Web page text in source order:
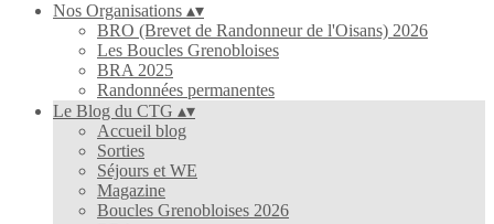
Nos Organisations ▴▾
BRO (Brevet de Randonneur de l'Oisans) 2026
Les Boucles Grenobloises
BRA 2025
Randonnées permanentes
Le Blog du CTG ▴▾
Accueil blog
Sorties
Séjours et WE
Magazine
Boucles Grenobloises 2026